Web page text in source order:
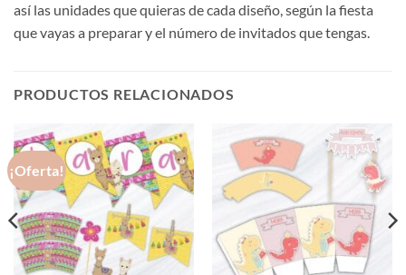
así las unidades que quieras de cada diseño, según la fiesta
que vayas a preparar y el número de invitados que tengas.
PRODUCTOS RELACIONADOS
¡Oferta!